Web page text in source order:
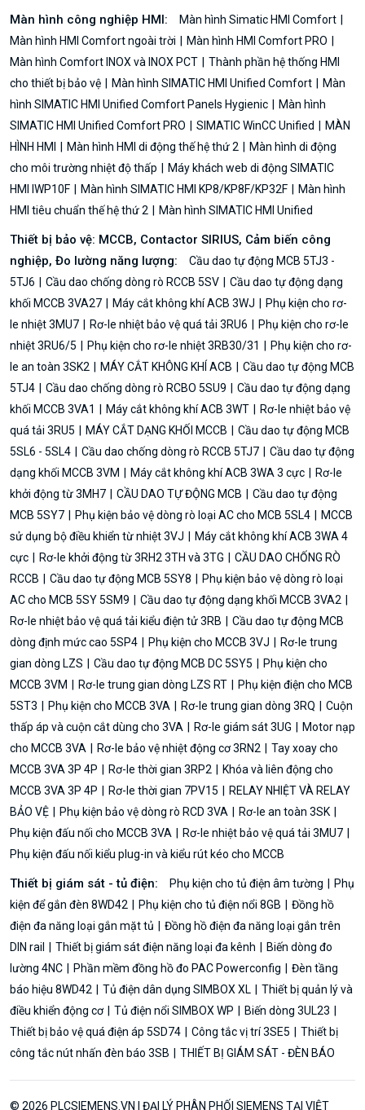
Màn hình công nghiệp HMI:
Màn hình Simatic HMI Comfort
Màn hình HMI Comfort ngoài trời
Màn hình HMI Comfort PRO
Màn hình Comfort INOX và INOX PCT
Thành phần hệ thống HMI
cho thiết bị bảo vệ
Màn hình SIMATIC HMI Unified Comfort
Màn
hình SIMATIC HMI Unified Comfort Panels Hygienic
Màn hình
SIMATIC HMI Unified Comfort PRO
SIMATIC WinCC Unified
MÀN
HÌNH HMI
Màn hình HMI di động thế hệ thứ 2
Màn hình di động
cho môi trường nhiệt độ thấp
Máy khách web di động SIMATIC
HMI IWP10F
Màn hình SIMATIC HMI KP8/KP8F/KP32F
Màn hình
HMI tiêu chuẩn thế hệ thứ 2
Màn hình SIMATIC HMI Unified
Thiết bị bảo vệ: MCCB, Contactor SIRIUS, Cảm biến công
nghiệp, Đo lường năng lượng:
Cầu dao tự động MCB 5TJ3 -
5TJ6
Cầu dao chống dòng rò RCCB 5SV
Cầu dao tự động dạng
khối MCCB 3VA27
Máy cắt không khí ACB 3WJ
Phụ kiện cho rơ-
le nhiệt 3MU7
Rơ-le nhiệt bảo vệ quá tải 3RU6
Phụ kiện cho rơ-le
nhiệt 3RU6/5
Phụ kiện cho rơ-le nhiệt 3RB30/31
Phụ kiện cho rơ-
le an toàn 3SK2
MÁY CẮT KHÔNG KHÍ ACB
Cầu dao tự động MCB
5TJ4
Cầu dao chống dòng rò RCBO 5SU9
Cầu dao tự động dạng
khối MCCB 3VA1
Máy cắt không khí ACB 3WT
Rơ-le nhiệt bảo vệ
quá tải 3RU5
MÁY CẮT DẠNG KHỐI MCCB
Cầu dao tự động MCB
5SL6 - 5SL4
Cầu dao chống dòng rò RCCB 5TJ7
Cầu dao tự động
dạng khối MCCB 3VM
Máy cắt không khí ACB 3WA 3 cực
Rơ-le
khởi động từ 3MH7
CẦU DAO TỰ ĐỘNG MCB
Cầu dao tự động
MCB 5SY7
Phụ kiện bảo vệ dòng rò loại AC cho MCB 5SL4
MCCB
sử dụng bộ điều khiển từ nhiệt 3VJ
Máy cắt không khí ACB 3WA 4
cực
Rơ-le khởi động từ 3RH2 3TH và 3TG
CẦU DAO CHỐNG RÒ
RCCB
Cầu dao tự động MCB 5SY8
Phụ kiện bảo vệ dòng rò loại
AC cho MCB 5SY 5SM9
Cầu dao tự động dạng khối MCCB 3VA2
Rơ-le nhiệt bảo vệ quá tải kiểu điện tử 3RB
Cầu dao tự động MCB
dòng định mức cao 5SP4
Phụ kiện cho MCCB 3VJ
Rơ-le trung
gian dòng LZS
Cầu dao tự động MCB DC 5SY5
Phụ kiện cho
MCCB 3VM
Rơ-le trung gian dòng LZS RT
Phụ kiện điện cho MCB
5ST3
Phụ kiện cho MCCB 3VA Rơ-le trung gian dòng 3RQ
Cuộn
thấp áp và cuộn cắt dùng cho 3VA
Rơ-le giám sát 3UG
Motor nạp
cho MCCB 3VA
Rơ-le bảo vệ nhiệt động cơ 3RN2
Tay xoay cho
MCCB 3VA 3P 4P
Rơ-le thời gian 3RP2
Khóa và liên động cho
MCCB 3VA 3P 4P
Rơ-le thời gian 7PV15
RELAY NHIỆT VÀ RELAY
BẢO VỆ
Phụ kiện bảo vệ dòng rò RCD 3VA
Rơ-le an toàn 3SK
Phụ kiện đấu nối cho MCCB 3VA
Rơ-le nhiệt bảo vệ quá tải 3MU7
Phụ kiện đấu nối kiểu plug-in và kiểu rút kéo cho MCCB
Thiết bị giám sát - tủ điện: Phụ kiện cho tủ điện âm tường
Phụ
kiện để gắn đèn 8WD42
Phụ kiện cho tủ điện nổi 8GB
Đồng hồ
điện đa năng loại gắn mặt tủ
Đồng hồ điện đa năng loại gắn trên
DIN rail
Thiết bị giám sát điện năng loại đa kênh
Biến dòng đo
lường 4NC
Phần mềm đồng hồ đo PAC Powerconfig
Đèn tầng
báo hiệu 8WD42
Tủ điện dân dụng SIMBOX XL
Thiết bị quản lý và
điều khiển động cơ
Tủ điện nổi SIMBOX WP
Biến dòng 3UL23
Thiết bị bảo vệ quá điện áp 5SD74
Công tắc vị trí 3SE5
Thiết bị
công tắc nút nhấn đèn báo 3SB
THIẾT BỊ GIÁM SÁT - ĐÈN BÁO
© 2026 PLCSIEMENS.VN | ĐẠI LÝ PHÂN PHỐI SIEMENS TẠI VIỆT